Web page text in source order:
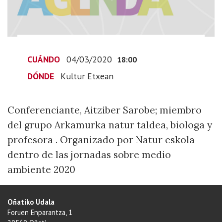
2020-
04T19:00:00+01:00
Conferenciante,
Sarobe;
miembro
grupo
Arkamurka
natur
taldea,
biologa
CUÁNDO 04/03/2020 18:00
DÓNDE Kultur Etxean
Conferenciante, Aitziber Sarobe; miembro
del grupo Arkamurka natur taldea, biologa y
profesora . Organizado por Natur eskola
dentro de las jornadas sobre medio
ambiente 2020
Oñatiko Udala
Foruen Enparantza, 1